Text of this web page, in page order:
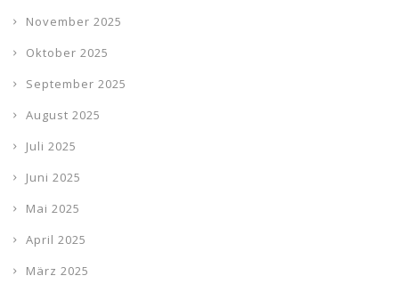
November 2025
Oktober 2025
September 2025
August 2025
Juli 2025
Juni 2025
Mai 2025
April 2025
März 2025